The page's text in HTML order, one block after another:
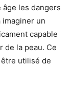
les dangers
imaginer un
capable
de la peau. Ce
être utilisé de